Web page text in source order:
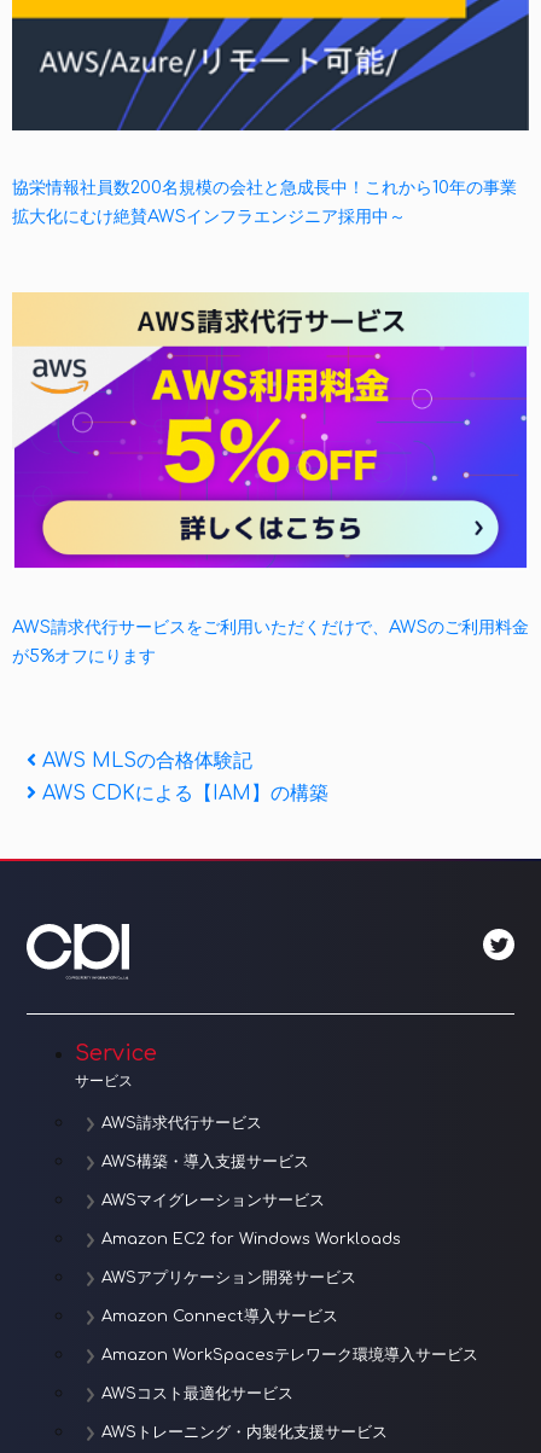
協栄情報社員数200名規模の会社と急成長中！これから10年の事業
拡大化にむけ絶賛AWSインフラエンジニア採用中～
AWS請求代行サービスをご利用いただくだけで、AWSのご利用料金
が5%オフにります
投
稿
ナ
ゲ
シ
ン
Previous
Post
AWS MLSの合格体験記
Next
AWS CDKによる【IAM】の構築
Service
サービス
AWS請求代行サービス
AWS構築・導入支援サービス
AWSマイグレーションサービス
Amazon EC2 for Windows Workloads
AWSアプリケーション開発サービス
Amazon Connect導入サービス
Amazon WorkSpacesテレワーク環境導入サービス
AWSコスト最適化サービス
AWSトレーニング・内製化支援サービス